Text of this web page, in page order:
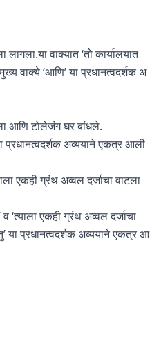
वाक्यात ‘तो कार्यालयात
वाक्ये ‘आणि’ या प्रधानत्वदर्शक अ
आणि टोलेजंग घर बांधले.
प्रधानत्वदर्शक अव्ययाने एकत्र आली
एकही ग्रंथ अव्वल दर्जाचा वाटला
‘त्याला एकही ग्रंथ अव्वल दर्जाचा
या प्रधानत्वदर्शक अव्ययाने एकत्र आ